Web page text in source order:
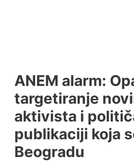
ANEM alarm:
targetiranje
aktivista i
publikaciji koja
Beogradu